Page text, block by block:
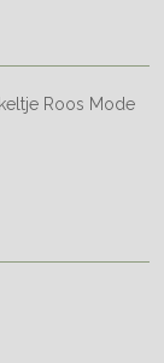
Roos Mode